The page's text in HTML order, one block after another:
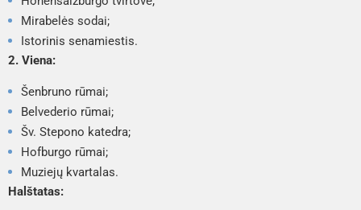
Mirabelės sodai;
Istorinis senamiestis.
2. Viena:
Šenbruno rūmai;
Belvederio rūmai;
Šv. Stepono katedra;
Hofburgo rūmai;
Muziejų kvartalas.
Halštatas: